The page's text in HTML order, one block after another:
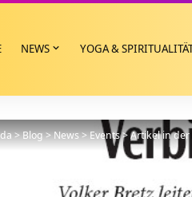
NEWS YOGA &
>Blog>News>Events>Artikel in der